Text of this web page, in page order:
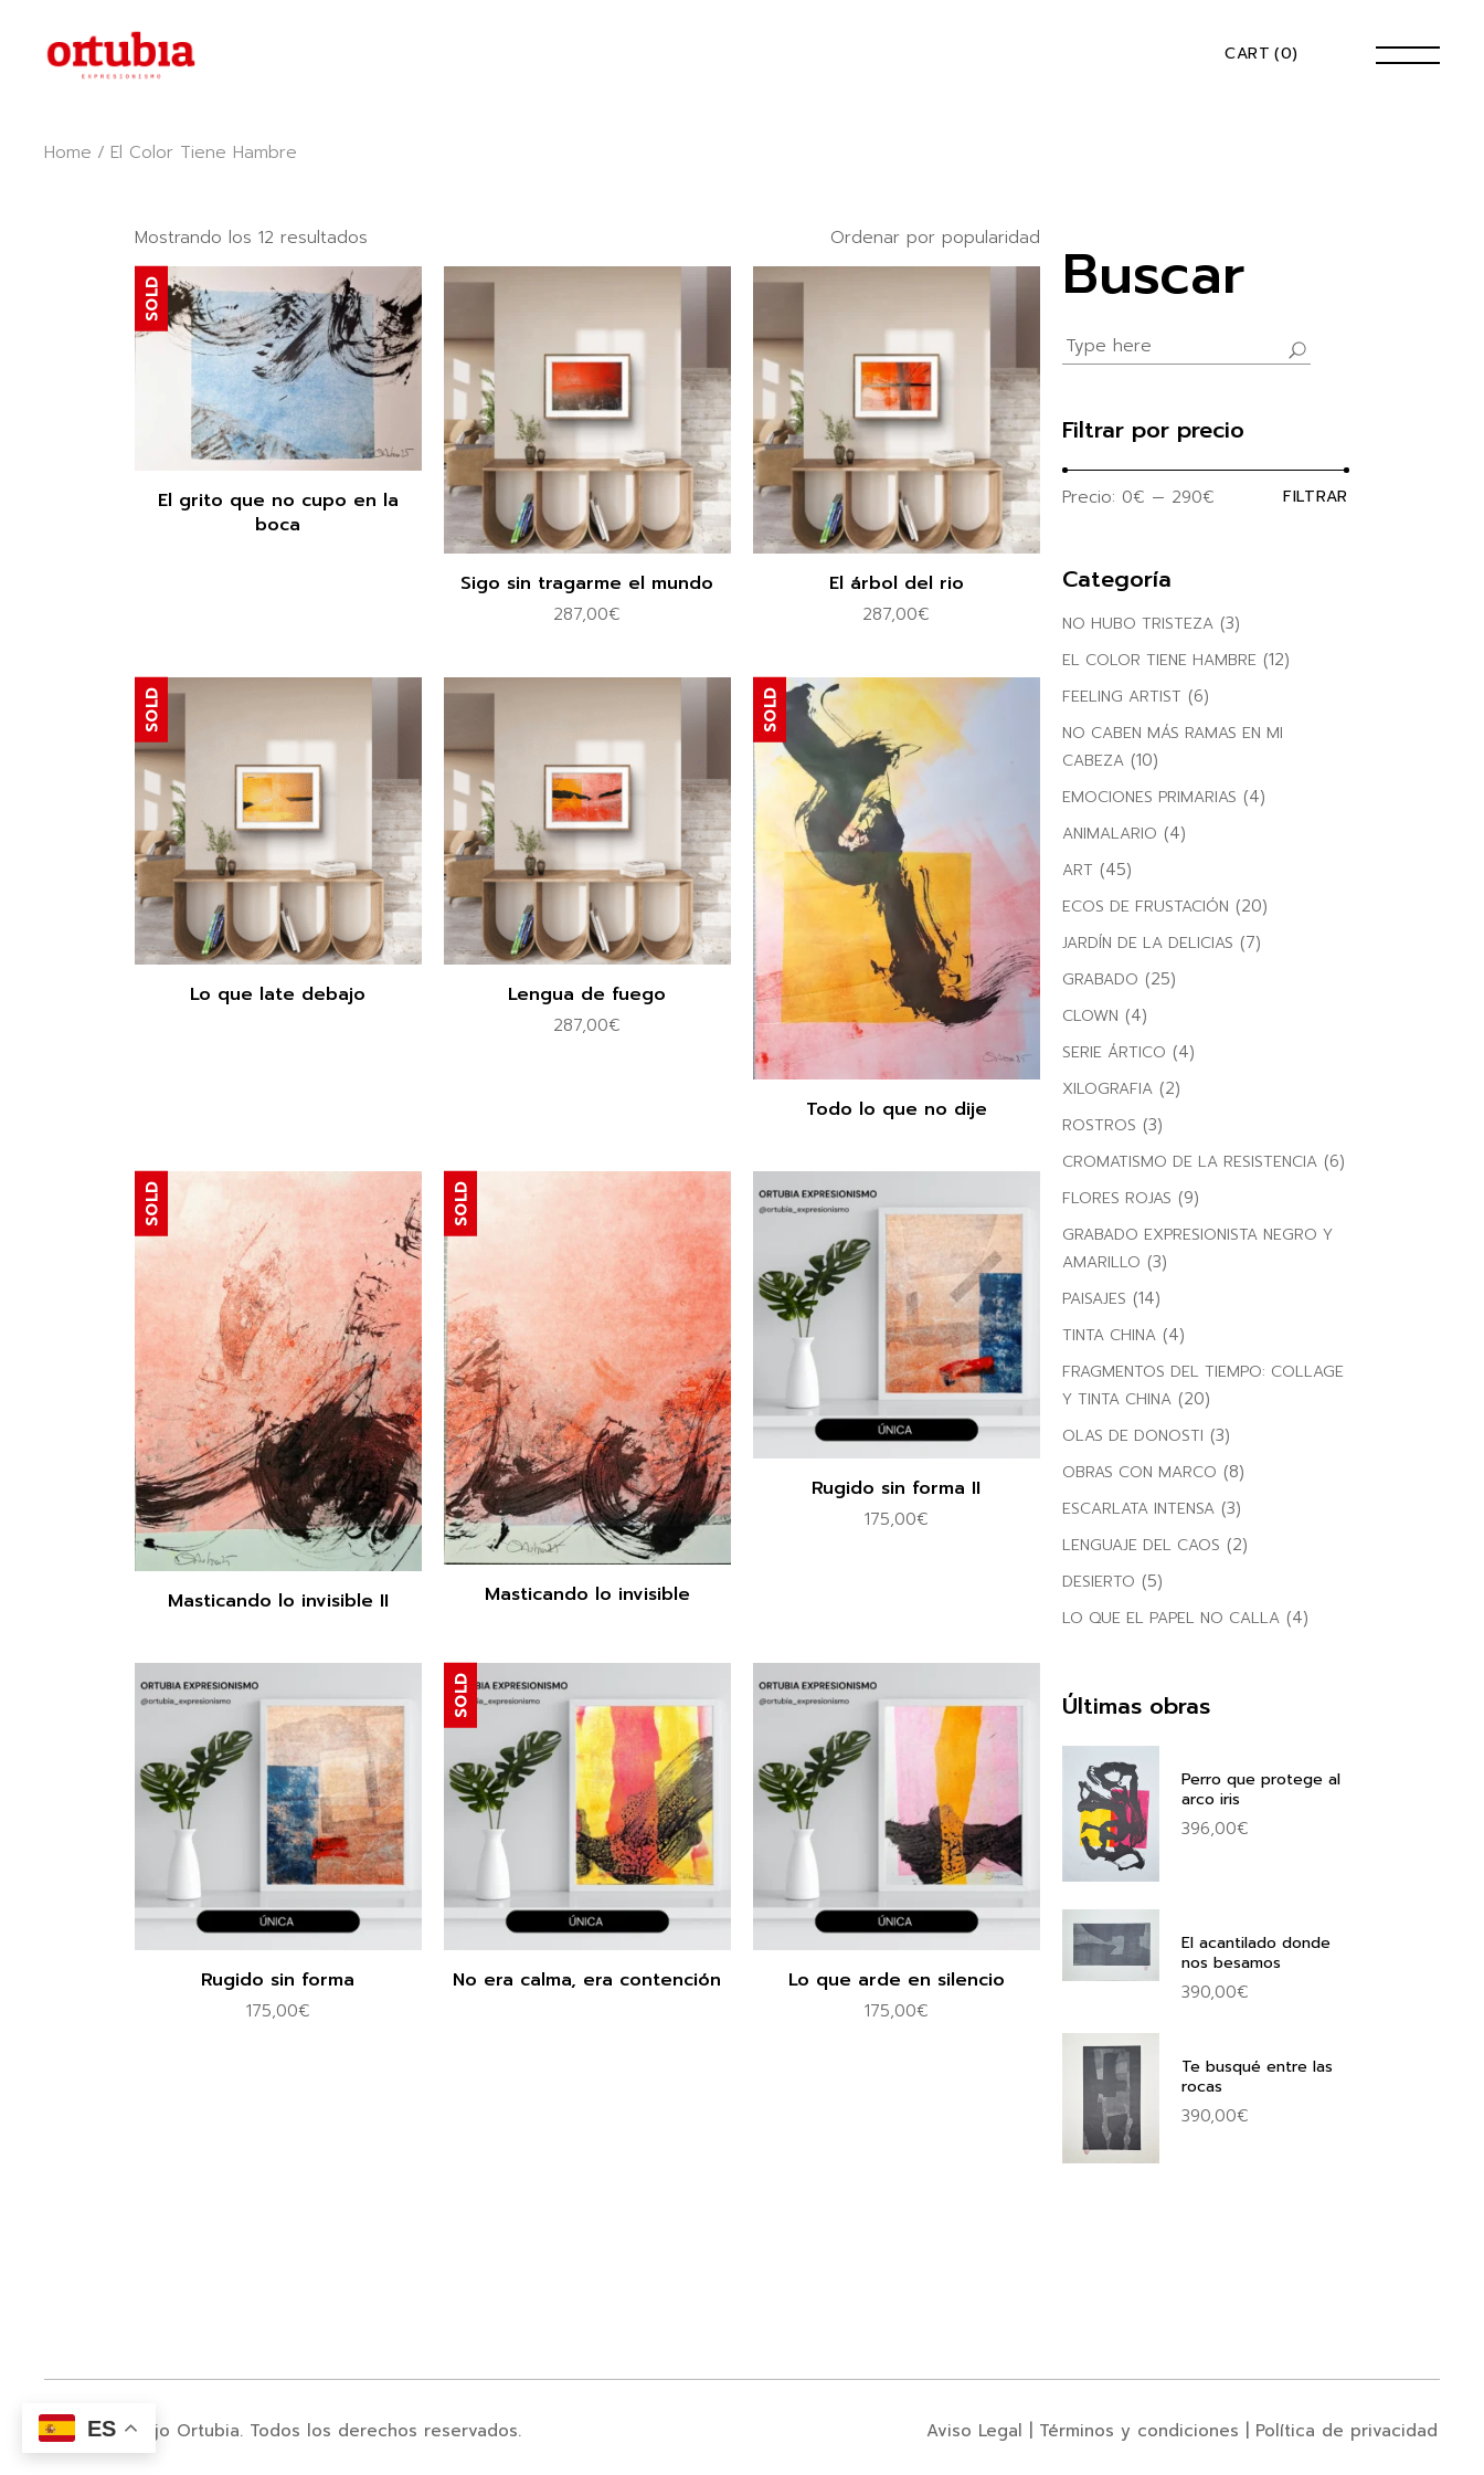
content CART (0)
Home El Color Tiene Hambre
Mostrando los 12 resultados
popularidad
Ordenar por popularidad
SOLD
El grito que no cupo en la
boca
Sigo sin tragarme el mundo
287,00€
El árbol del rio
287,00€
SOLD
Lo que late debajo Lengua de fuego
287,00€
SOLD
Todo lo que no dije
SOLD
Masticando lo invisible II
SOLD
Masticando lo invisible
Rugido sin forma II
175,00€
Rugido sin forma
175,00€
SOLD
No era calma, era contención Lo que arde en silencio
175,00€
Buscar
Search
for:
Filtrar por precio
FILTRAR
Precio: 0€ — 290€
Categoría
NO HUBO TRISTEZA (3)
EL COLOR TIENE HAMBRE (12)
FEELING ARTIST (6)
NO CABEN MÁS RAMAS EN MI
CABEZA (10)
EMOCIONES PRIMARIAS (4)
ANIMALARIO (4)
ART (45)
ECOS DE FRUSTACIÓN (20)
JARDÍN DE LA DELICIAS (7)
GRABADO (25)
CLOWN (4)
SERIE ÁRTICO (4)
XILOGRAFIA (2)
ROSTROS (3)
CROMATISMO DE LA RESISTENCIA (6)
FLORES ROJAS (9)
GRABADO EXPRESIONISTA NEGRO Y
AMARILLO (3)
PAISAJES (14)
TINTA CHINA (4)
FRAGMENTOS DEL TIEMPO: COLLAGE
Y TINTA CHINA (20)
OLAS DE DONOSTI (3)
OBRAS CON MARCO (8)
ESCARLATA INTENSA (3)
LENGUAJE DEL CAOS (2)
DESIERTO (5)
LO QUE EL PAPEL NO CALLA (4)
Últimas obras
Perro que protege al
arco iris
396,00€
El acantilado donde
nos besamos
390,00€
Te busqué entre las
rocas
390,00€
© 2024. Juanjo Ortubia. Todos los derechos reservados. Aviso Legal Términos y condiciones Política de privacidad
ES